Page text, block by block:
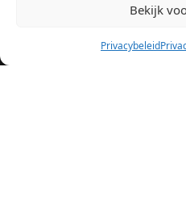
Bekijk
Privacybeleid